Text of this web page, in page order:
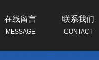
在线留言
MESSAGE
联系我们
CONTACT